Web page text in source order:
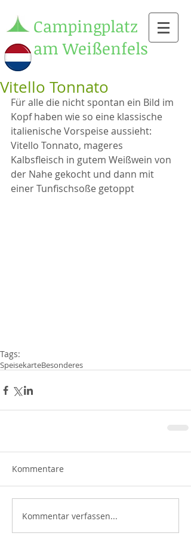
Campingplatz
am Weißenfels
Vitello Tonnato
Für alle die nicht spontan ein Bild im
Kopf haben wie so eine klassische
italienische Vorspeise aussieht:
Vitello Tonnato, mageres
Kalbsfleisch in gutem Weißwein von
der Nahe gekocht und dann mit
einer Tunfischsoße getoppt
Tags:
SpeisekarteBesonderes
Kommentare
Kommentar verfassen...